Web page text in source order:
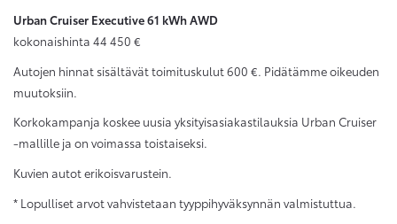
Urban Cruiser Executive 61 kWh AWD
kokonaishinta 44 450 €
Autojen hinnat sisältävät toimituskulut 600 €. Pidätämme oikeuden
muutoksiin.
Korkokampanja koskee uusia yksityisasiakastilauksia Urban Cruiser
-mallille ja on voimassa toistaiseksi.
Kuvien autot erikoisvarustein.
* Lopulliset arvot vahvistetaan tyyppihyväksynnän valmistuttua.